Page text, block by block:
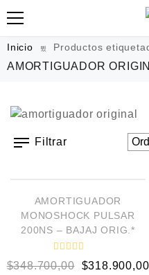
Inicio Productos
AMORTIGUADOR
Filtrar
AMORTIGUADOR
MONOSHOCK PULSAR
200NS – BAJAJ ORIG.*
V
a
$348.700,00 $318.900,00